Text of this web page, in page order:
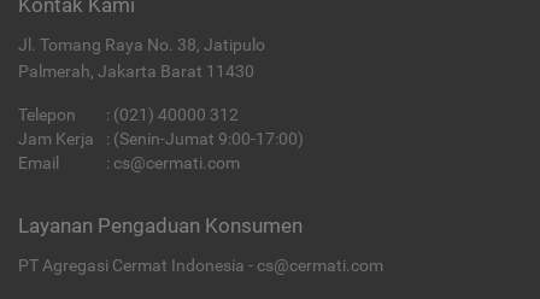
Kontak Kami
Jl. Tomang Raya No. 38, Jatipulo
Palmerah, Jakarta Barat 11430
Telepon : (021) 40000 312
Jam Kerja
: (Senin-Jumat 9:00-17:00)
Email
: cs@cermati.com
Layanan Pengaduan Konsumen
PT Agregasi Cermat Indonesia - cs@cermati.com